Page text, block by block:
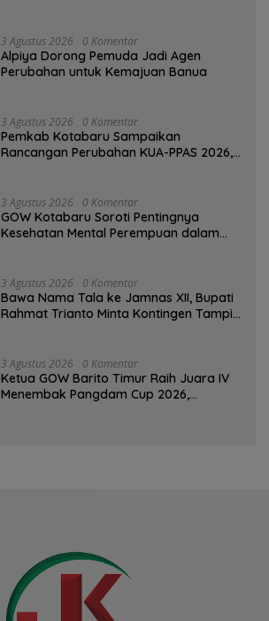
3 Agustus 2026 0 Komentar
‎Alpiya Dorong Pemuda Jadi Agen
Perubahan untuk Kemajuan Banua ‎
3 Agustus 2026 0 Komentar
Pemkab Kotabaru Sampaikan
Rancangan Perubahan KUA-PPAS 2026,
3 Agustus 2026 0 Komentar
GOW Kotabaru Soroti Pentingnya
Kesehatan Mental Perempuan dalam
3 Agustus 2026 0 Komentar
Bawa Nama Tala ke Jamnas XII, Bupati
Rahmat Trianto Minta Kontingen Tampil
3 Agustus 2026 0 Komentar
Ketua GOW Barito Timur Raih Juara IV
Menembak Pangdam Cup 2026,